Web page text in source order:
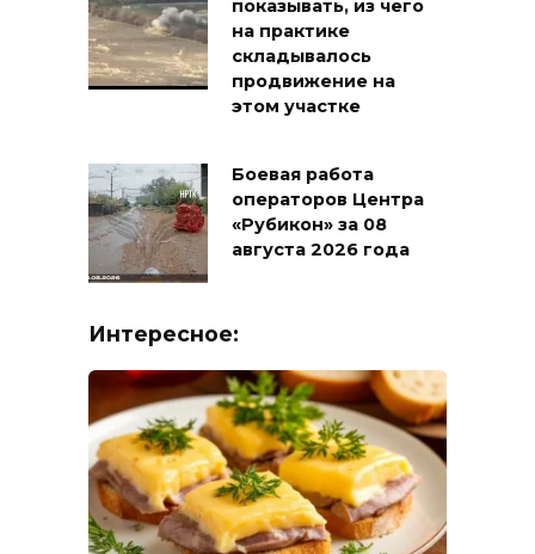
показывать, из чего
на практике
складывалось
продвижение на
этом участке
Боевая работа
операторов Центра
«Рубикон» за 08
августа 2026 года
Интересное: